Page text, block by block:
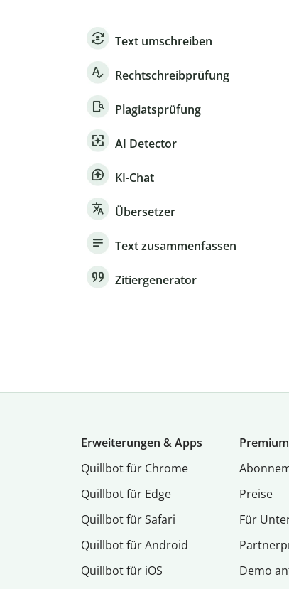
Text umschreiben
Rechtschreibprüfung
Plagiatsprüfung
AI Detector
KI-Chat
Übersetzer
Text zusammenfassen
Zitiergenerator
Erweiterungen & Apps
Quillbot für Chrome
Quillbot für Edge
Quillbot für Safari
Quillbot für Android
Quillbot für iOS
Premium
Preise
Für
Demo